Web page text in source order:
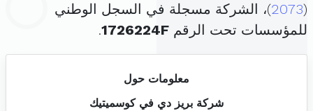
(
2073)، الشركة مسجلة في السجل الوطني
للمؤسسات تحت الرقم 1726224F
.
معلومات حول
شركة بريز دي في كوسميتيك